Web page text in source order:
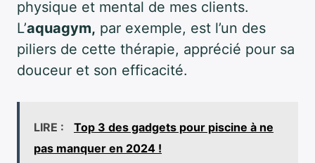
physique et mental de mes clients.
L’aquagym, par exemple, est l’un des
piliers de cette thérapie, apprécié pour sa
douceur et son efficacité.
LIRE :
Top 3 des gadgets pour piscine à ne
pas manquer en 2024 !